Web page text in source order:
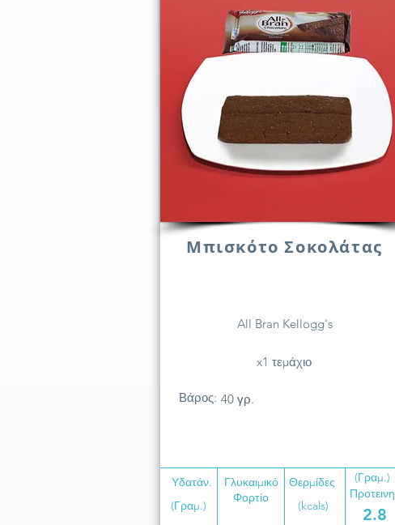
Μπισκότο Σοκολάτας
All Bran Kellogg's
x1 τεμάχιο
Βάρος: 40 γρ.
Υδατάν.
Γλυκαιμικό
Φορτίο
(Γραμ.)
Θερμίδες
(kcals)
Προτεινη
2.8
(Γραμ.)